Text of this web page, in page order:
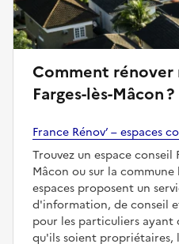
Comment
Farges-lès-Mâcon ?
France Rénov’ – espaces
Trouvez un espace conseil
Mâcon ou sur la
espaces proposent un
d'information, de conseil
pour les particuliers
qu'ils soient propriétaires,